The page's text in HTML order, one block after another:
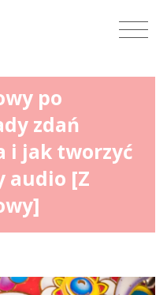
po
zdań
i jak tworzyć
audio [Z